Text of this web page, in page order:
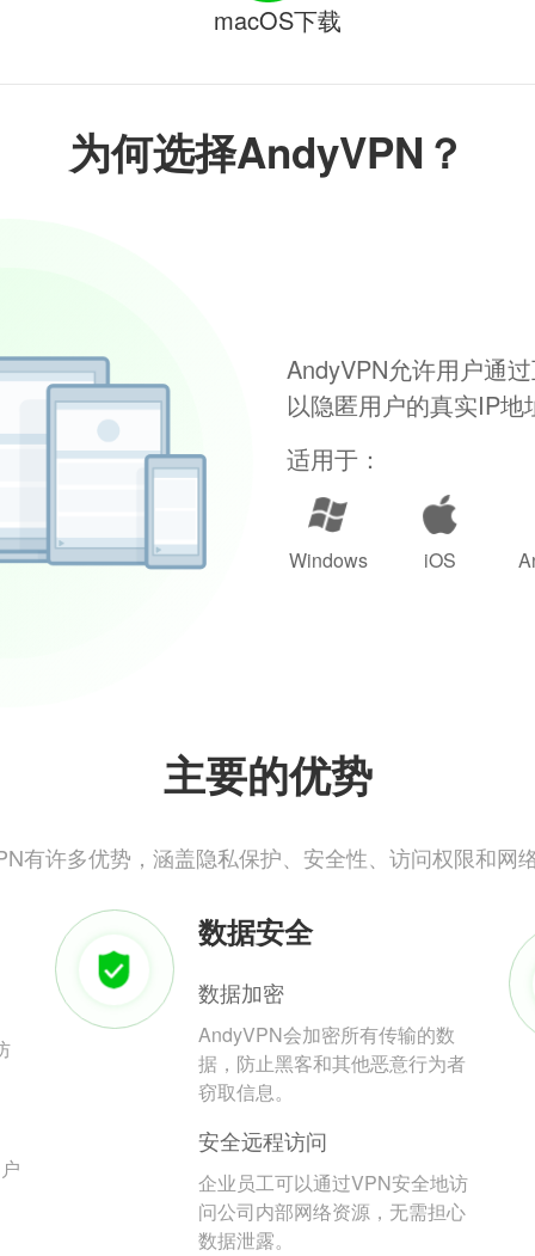
为何选择AndyVPN？
AndyVPN允许用户通
以隐匿用户的真实IP
适用于：
Windows iOS
主要的优势
有许多优势，涵盖隐私保护、安全性、访问权限和网
数据安全
数据加密
AndyVPN会加密所有传输的数
据，防止黑客和其他恶意行为者
窃取信息。
安全远程访问
企业员工可以通过VPN安全地访
问公司内部网络资源，无需担心
数据泄露。
macOS下载